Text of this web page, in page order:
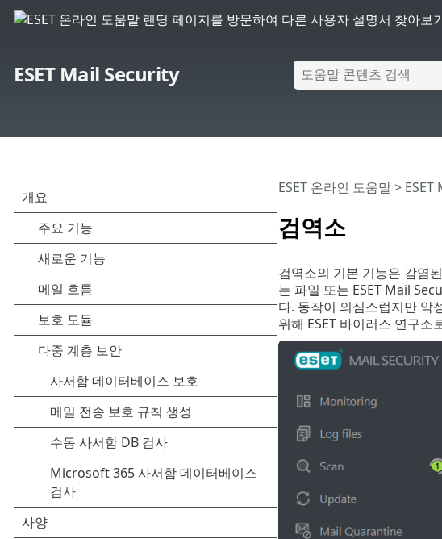
ESET Mail Security
검역소
ESET 온라인 도움말>
검역소의 기본 기능은 감염
는 파일 또는 ESET Mail
다. 동작이 의심스럽지만 악
위해 ESET 바이러스 연구소